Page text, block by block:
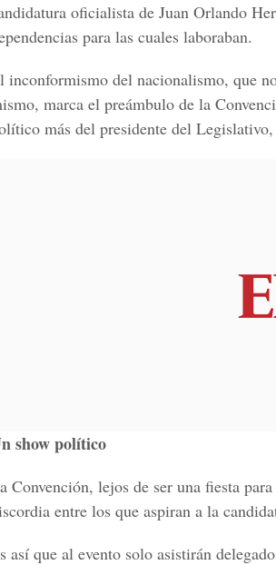
oficialista de Juan Orlando
para las cuales laboraban.
inconformismo del nacionalismo, que
marca el preámbulo de la
más del presidente del
show político
Convención, lejos de ser una fiesta
entre los que aspiran a la
así que al evento solo asistirán